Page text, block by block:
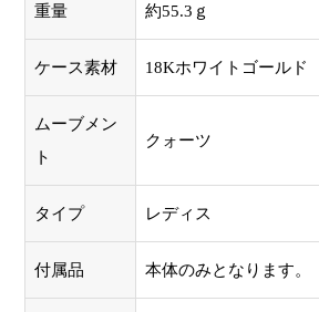
重量 約55.3ｇ
ケース素材 18Kホワイトゴールド
ムーブメン
ト
クォーツ
タイプ レディス
付属品 本体のみとなります。